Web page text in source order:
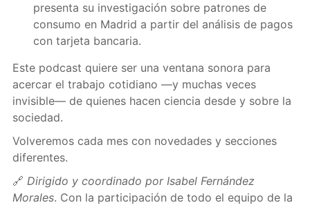
presenta su investigación sobre patrones de
consumo en Madrid a partir del análisis de pagos
con tarjeta bancaria.
Este podcast quiere ser una ventana sonora para
acercar el trabajo cotidiano —y muchas veces
invisible— de quienes hacen ciencia desde y sobre la
sociedad.
Volveremos cada mes con novedades y secciones
diferentes.
🔗 Dirigido y coordinado por Isabel Fernández
Morales. Con la participación de todo el equipo de la